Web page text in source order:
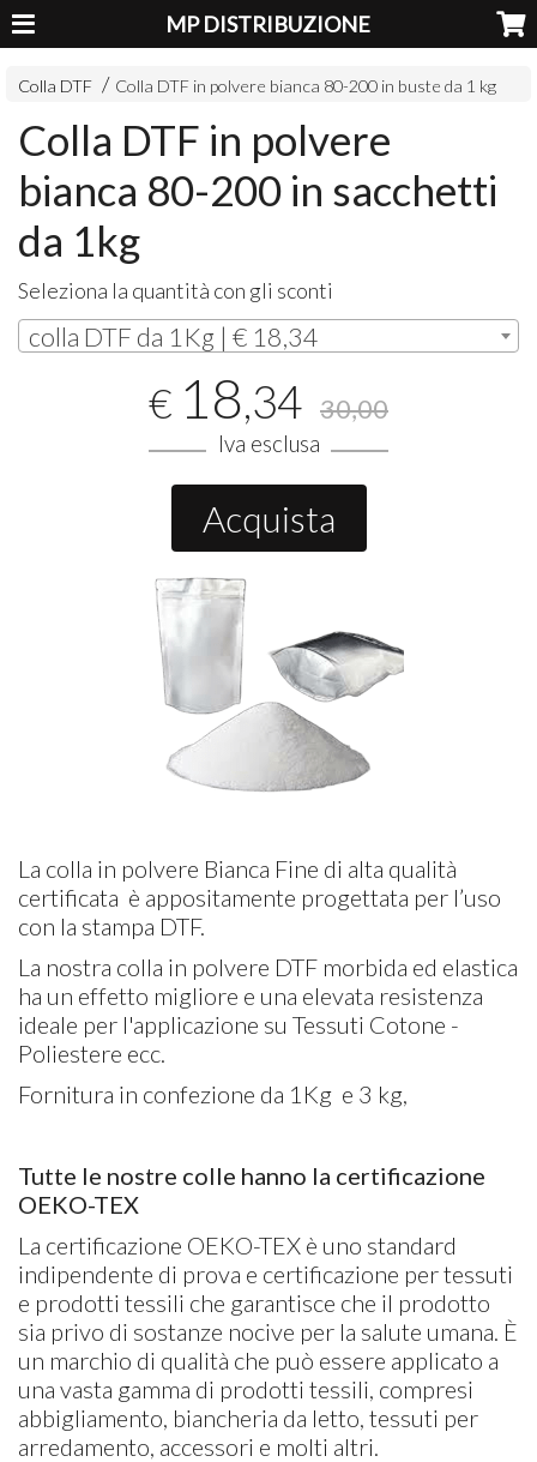
MP DISTRIBUZIONE
Colla DTF Colla DTF in polvere bianca 80-200 in buste da 1 kg
Colla DTF in polvere
bianca 80-200 in sacchetti
da 1kg
Seleziona la quantità con gli sconti
colla DTF da 1Kg | € 18,34
€ 18,34 30,00
Iva esclusa
Acquista
La colla in polvere Bianca Fine di alta qualità
certificata è appositamente progettata per l’uso
con la stampa DTF.
La nostra colla in polvere DTF morbida ed elastica
ha un effetto migliore e una elevata resistenza
ideale per l'applicazione su Tessuti Cotone -
Poliestere ecc.
Fornitura in confezione da 1Kg e 3 kg,​
Tutte le nostre colle hanno la certificazione
OEKO-TEX
La certificazione OEKO-TEX è uno standard
indipendente di prova e certificazione per tessuti
e prodotti tessili che garantisce che il prodotto
sia privo di sostanze nocive per la salute umana. È
un marchio di qualità che può essere applicato a
una vasta gamma di prodotti tessili, compresi
abbigliamento, biancheria da letto, tessuti per
arredamento, accessori e molti altri.